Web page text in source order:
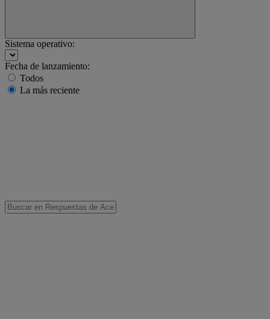
Sistema operativo:
Fecha de lanzamiento:
Todos
La más reciente